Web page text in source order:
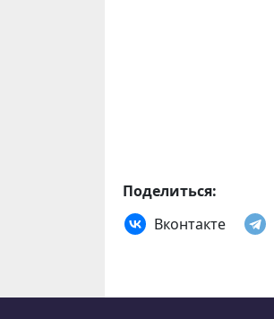
Поделиться:
Вконтакте